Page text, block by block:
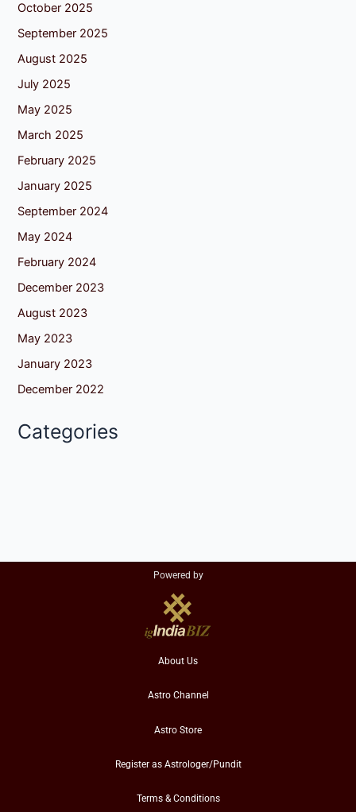
October 2025
September 2025
August 2025
July 2025
May 2025
March 2025
February 2025
January 2025
September 2024
May 2024
February 2024
December 2023
August 2023
May 2023
January 2023
December 2022
Categories
Powered by
About Us
Astro Channel
Astro Store
Register as Astrologer/Pundit
Terms & Conditions